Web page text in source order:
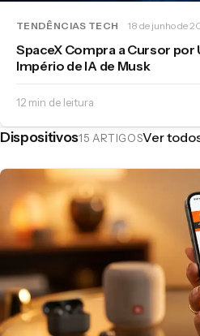
TENDÊNCIAS TECH 18 de junho de
SpaceX Compra a Cursor por
Império de IA de Musk
12 min de leitura
Dispositivos15 ARTIGOSVer